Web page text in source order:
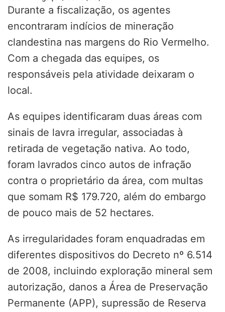
Durante a fiscalização, os agentes
encontraram indícios de mineração
clandestina nas margens do Rio Vermelho.
Com a chegada das equipes, os
responsáveis pela atividade deixaram o
local.
As equipes identificaram duas áreas com
sinais de lavra irregular, associadas à
retirada de vegetação nativa. Ao todo,
foram lavrados cinco autos de infração
contra o proprietário da área, com multas
que somam R$ 179.720, além do embargo
de pouco mais de 52 hectares.
As irregularidades foram enquadradas em
diferentes dispositivos do Decreto nº 6.514
de 2008, incluindo exploração mineral sem
autorização, danos a Área de Preservação
Permanente (APP), supressão de Reserva